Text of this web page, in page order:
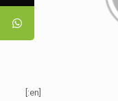
[:en]